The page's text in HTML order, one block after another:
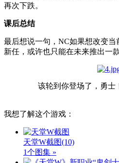
再次下跌。
课后总结
最后想说一句，NC如果想改变
新任，或许也只能在未来推出一
该轮到你登场了，勇士
我想了解这个游戏：
天堂W截图(10)
1个图集 »